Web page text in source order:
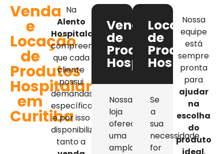
Venda
e
Locação
de
Produtos
Hospitalares
em
Curitiba
Na
Alento
Hospitalar
compreendemos
que cada
cliente
possui
demandas
específicas,
e por isso
disponibilizamos
tanto a
Venda
de
Produtos
Hospitalares
Nossa
loja
oferece
uma
ampla
Locação
de
Produtos
Se
a
sua
necessidade
for
Nossa
equipe
está
sempre
pronta
para
ajudar
na
escolha
do
produto
ideal,